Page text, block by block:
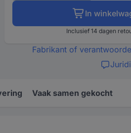
In
Inclusief 14 dagen
Fabrikant of
Vaak samen gekocht